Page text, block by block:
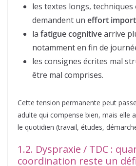
les textes longs, techniques
demandent un effort
la fatigue cognitivearrive
notamment en fin de
les consignes écrites mal
être mal comprises.
Cette tension permanente peut
adulte qui compense bien, mais elle
le quotidien (travail, études,
1.2. Dyspraxie / TDC :
coordination reste un